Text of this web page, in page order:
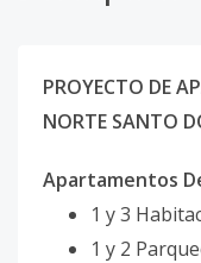
PROYECTO DE
NORTE SANTO
Apartamentos
1 y 3
1 y 2